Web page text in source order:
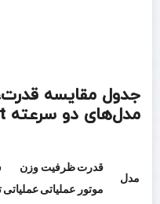
جدول مقایسه
مدل‌های دو سرعته Bobcat
مدل
قدرت
موتور
ظرفیت
عملیاتی
وزن
عملیاتی